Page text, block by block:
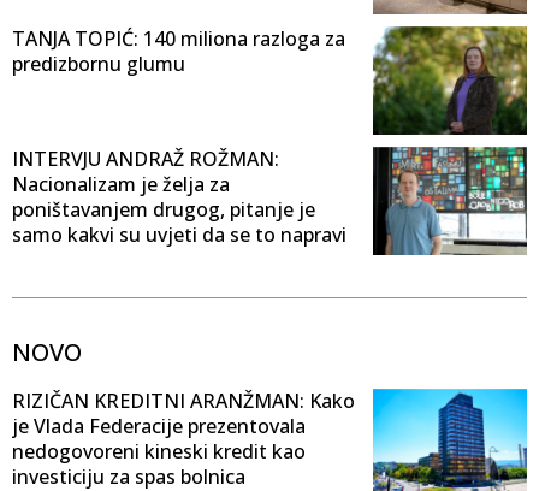
TANJA TOPIĆ: 140 miliona razloga za
predizbornu glumu
INTERVJU ANDRAŽ ROŽMAN:
Nacionalizam je želja za
poništavanjem drugog, pitanje je
samo kakvi su uvjeti da se to napravi
NOVO
RIZIČAN KREDITNI ARANŽMAN: Kako
je Vlada Federacije prezentovala
nedogovoreni kineski kredit kao
investiciju za spas bolnica